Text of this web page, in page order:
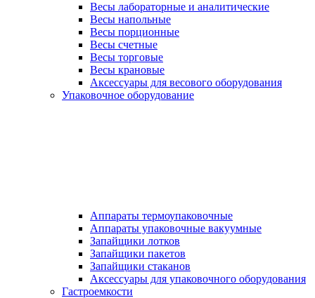
Весы лабораторные и аналитические
Весы напольные
Весы порционные
Весы счетные
Весы торговые
Весы крановые
Аксессуары для весового оборудования
Упаковочное оборудование
Аппараты термоупаковочные
Аппараты упаковочные вакуумные
Запайщики лотков
Запайщики пакетов
Запайщики стаканов
Аксессуары для упаковочного оборудования
Гастроемкости